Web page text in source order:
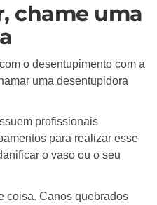
chame uma
o desentupimento com a
uma desentupidora
profissionais
para realizar esse
o vaso ou o seu
coisa. Canos quebrados